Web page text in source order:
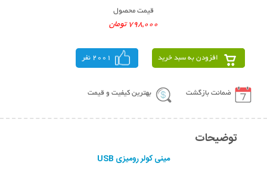
قیمت محصول
798,000 تومان
افزودن به سبد خرید 2001 نفر
ضمانت بازگشت بهترین کیفیت و قیمت
توضیحات
مينی كولر روميزی USB